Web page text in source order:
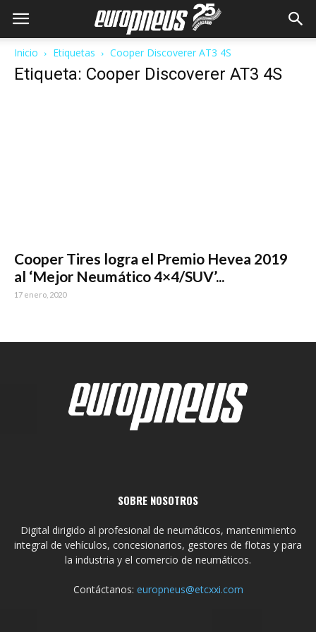
Inicio Etiquetas Cooper Discoverer AT3 4S
Etiqueta: Cooper Discoverer AT3 4S
Cooper Tires logra el Premio Hevea 2019
al ‘Mejor Neumático 4×4/SUV’...
17 enero, 2020
SOBRE NOSOTROS
Digital dirigido al profesional de neumáticos, mantenimiento
integral de vehículos, concesionarios, gestores de flotas y para
la industria y el comercio de neumáticos.
Contáctanos: europneus@etcxxi.com